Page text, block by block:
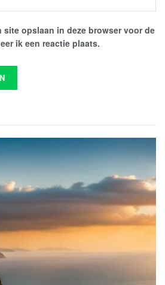
site opslaan in deze browser voor de
ik een reactie plaats.